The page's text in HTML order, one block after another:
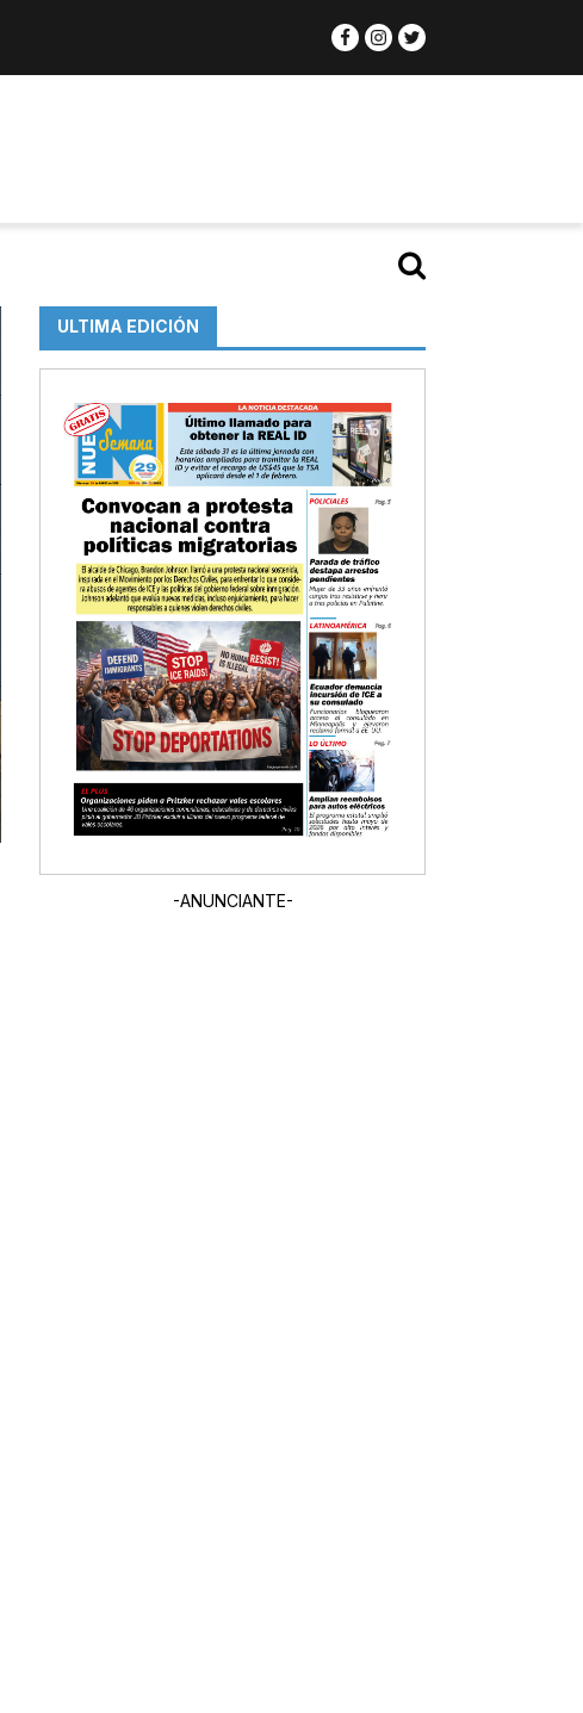
ULTIMA EDICIÓN
-ANUNCIANTE-